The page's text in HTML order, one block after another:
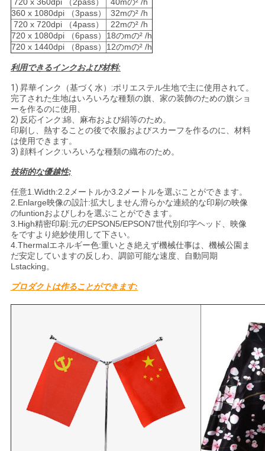
720 x 360dpi （2pass）
40mの² /h
360 x 1080dpi （3pass）
32mの² /h
720 x 720dpi （4pass）
22mの² /h
720 x 1080dpi （6pass）
18のmの² /h
720 x 1440dpi （8pass）
12のmの² /h
利用できるインクおよび材料:
1) 昇華インク（基づく水）:ポリエステル生地で主に使用されて。
完了された生地はいろいろな種類の旗、家の装飾のための旗ショ
ーを作るのに使用、
2) 反応インク:綿、麻布および絹等のため。
印刷し、熱することの後で衣服およびスカーフを作るのに、材料
は使用できます。
3) 顔料インク:いろいろな種類の織布のため。
技術的な優越性;
任意1.Width:2.2メートルか3.2メートルを選ぶことができます。
2.Enlarge映像の設計:拡大しません滑らかな連続的な印刷の映像
のfuntionおよびしわを選ぶことができます。
3.High精密印刷:元のEPSON5/EPSON7世代別印字ヘッド、映像
をですより絶妙使用して下さい。
4.Thermalエネルギー色:重いとき絶えず機械仕事は、機械公園ま
だ安定していますの反しわ、調節可能な速度、自動同期
Lstacking。
プロダクトは作ることができます: